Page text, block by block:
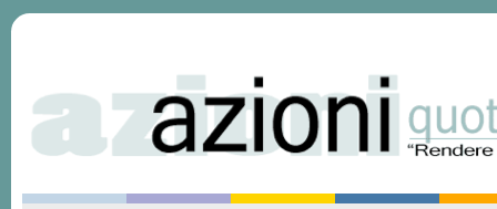
Azioniquotidiane